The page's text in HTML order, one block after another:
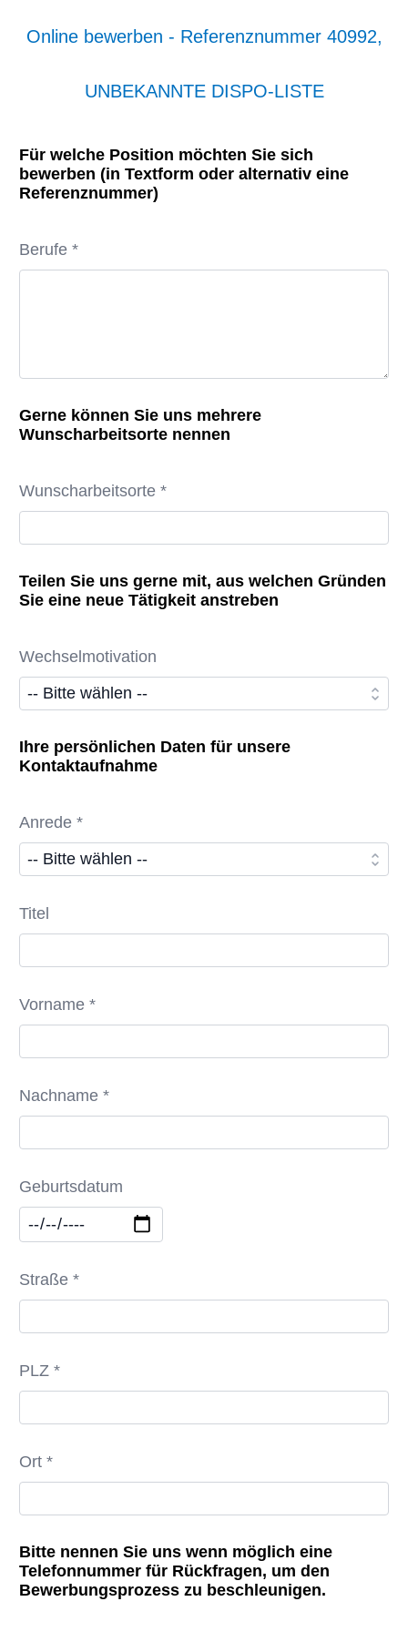
Online bewerben - Referenznummer 40992,
UNBEKANNTE DISPO-LISTE
Für welche Position möchten Sie sich
bewerben (in Textform oder alternativ eine
Referenznummer)
Berufe *
Gerne können Sie uns mehrere
Wunscharbeitsorte nennen
Wunscharbeitsorte *
Teilen Sie uns gerne mit, aus welchen Gründen
Sie eine neue Tätigkeit anstreben
Wechselmotivation
Ihre persönlichen Daten für unsere
Kontaktaufnahme
Anrede *
Titel
Vorname *
Nachname *
Geburtsdatum
Straße *
PLZ *
Ort *
Bitte nennen Sie uns wenn möglich eine
Telefonnummer für Rückfragen, um den
Bewerbungsprozess zu beschleunigen.